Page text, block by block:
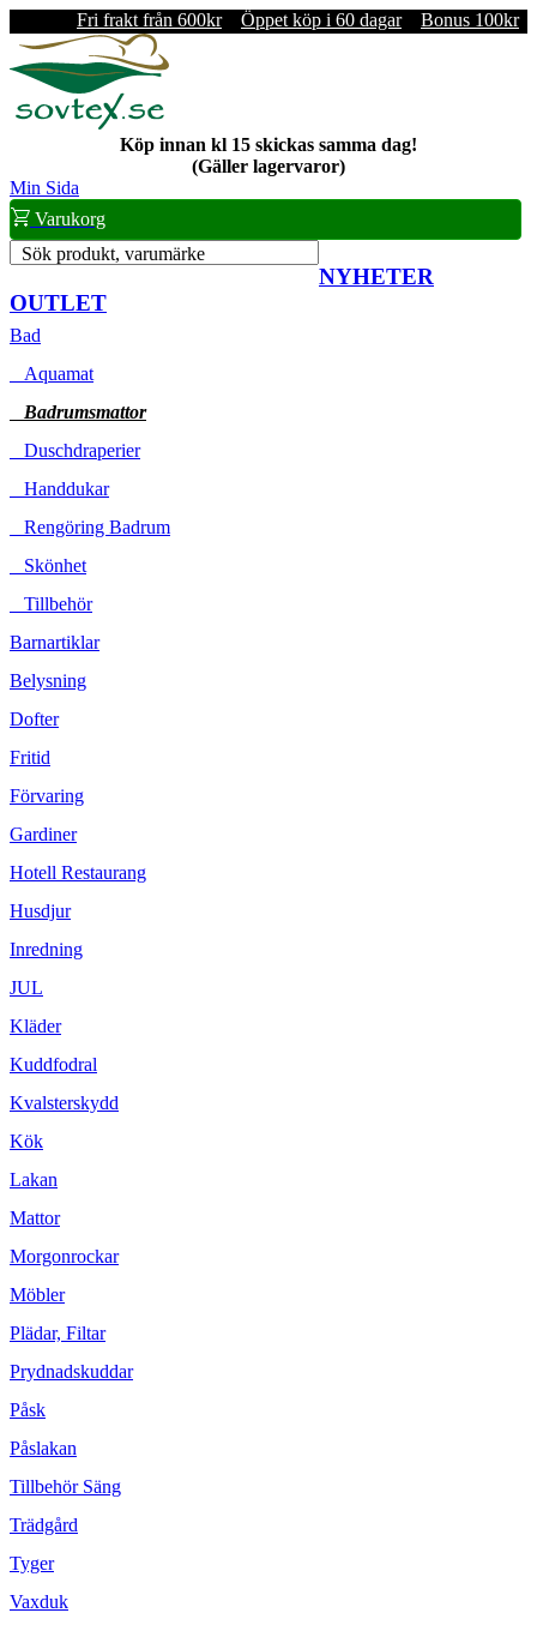
Fri frakt från 600kr Öppet köp i 60 dagar Bonus 100kr
Köp innan kl 15 skickas samma dag!
(Gäller lagervaror)
Min Sida
Varukorg
Sök produkt, varumärke
NYHETER
OUTLET
Bad
Aquamat
Badrumsmattor
Duschdraperier
Handdukar
Rengöring Badrum
Skönhet
Tillbehör
Barnartiklar
Belysning
Dofter
Fritid
Förvaring
Gardiner
Hotell Restaurang
Husdjur
Inredning
JUL
Kläder
Kuddfodral
Kvalsterskydd
Kök
Lakan
Mattor
Morgonrockar
Möbler
Plädar, Filtar
Prydnadskuddar
Påsk
Påslakan
Tillbehör Säng
Trädgård
Tyger
Vaxduk